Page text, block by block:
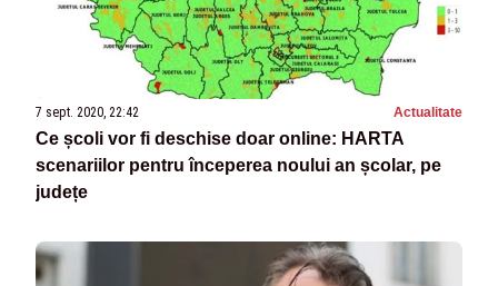
7 sept. 2020, 22:42 Actualitate
Ce școli vor fi deschise doar online: HARTA
scenariilor pentru începerea noului an școlar, pe
județe